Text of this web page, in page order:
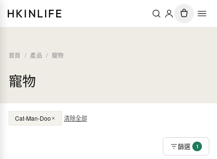
HKINLIFE
首頁 / 產品 / 寵物
寵物
Cat-Man-Doo 清除全部
篩選 1